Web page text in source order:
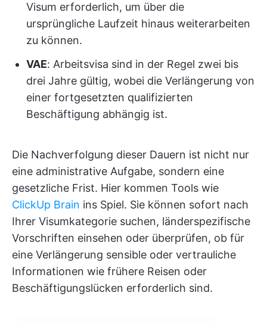
Visum erforderlich, um über die
ursprüngliche Laufzeit hinaus weiterarbeiten
zu können.
VAE: Arbeitsvisa sind in der Regel zwei bis
drei Jahre gültig, wobei die Verlängerung von
einer fortgesetzten qualifizierten
Beschäftigung abhängig ist.
Die Nachverfolgung dieser Dauern ist nicht nur
eine administrative Aufgabe, sondern eine
gesetzliche Frist. Hier kommen Tools wie
ClickUp Brain ins Spiel. Sie können sofort nach
Ihrer Visumkategorie suchen, länderspezifische
Vorschriften einsehen oder überprüfen, ob für
eine Verlängerung sensible oder vertrauliche
Informationen wie frühere Reisen oder
Beschäftigungslücken erforderlich sind.